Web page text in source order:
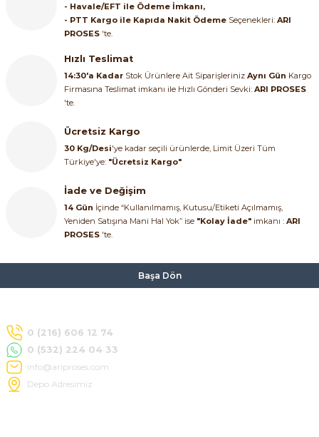
- Havale/EFT ile Ödeme İmkanı,
- PTT Kargo ile Kapıda Nakit Ödeme Seçenekleri: ARI
PROSES 'te.
Hızlı Teslimat
14:30'a Kadar Stok Ürünlere Ait Siparişleriniz Aynı Gün Kargo
Firmasına Teslimat imkanı ile Hızlı Gönderi Sevki: ARI PROSES
'te.
Ücretsiz Kargo
30 Kg/Desi'ye kadar seçili ürünlerde, Limit Üzeri Tüm
Türkiye'ye: "Ücretsiz Kargo"
İade ve Değişim
14 Gün İçinde “Kullanılmamış, Kutusu/Etiketi Açılmamış,
Yeniden Satışına Mani Hal Yok” ise "Kolay İade" imkanı : ARI
PROSES 'te.
Başa Dön
0 (216) 606 12 74
0 (532) 224 04 33
info@ariproses.com
Depo Adresimiz